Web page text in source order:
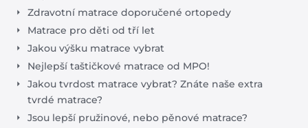
Zdravotní matrace doporučené ortopedy
Matrace pro děti od tří let
Jakou výšku matrace vybrat
Nejlepší taštičkové matrace od MPO!
Jakou tvrdost matrace vybrat? Znáte naše extra
tvrdé matrace?
Jsou lepší pružinové, nebo pěnové matrace?